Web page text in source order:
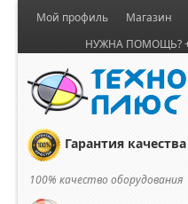
Мой профиль
Магазин
НУЖНА ПОМОЩЬ?
Гарантия качества
100% качество оборудования